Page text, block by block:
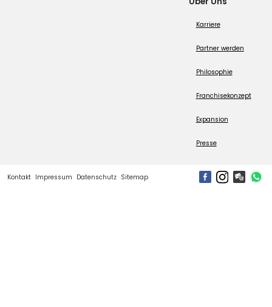
Karriere
Partner werden
Philosophie
Franchisekonzept
Expansion
Presse
Kontakt Impressum Datenschutz Sitemap